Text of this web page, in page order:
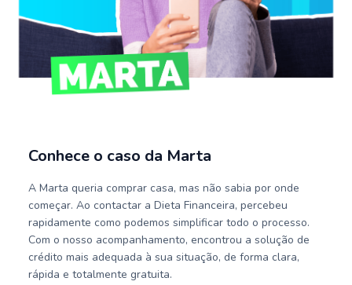
Conhece o caso da Marta
A Marta queria comprar casa, mas não sabia por onde
começar. Ao contactar a Dieta Financeira, percebeu
rapidamente como podemos simplificar todo o processo.
Com o nosso acompanhamento, encontrou a solução de
crédito mais adequada à sua situação, de forma clara,
rápida e totalmente gratuita.